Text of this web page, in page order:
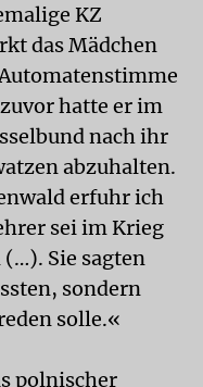
KZ
das Mädchen
hatte er im
nach ihr
abzuhalten.
erfuhr ich
sei im Krieg
Sie sagten
sondern
solle.«
polnischer